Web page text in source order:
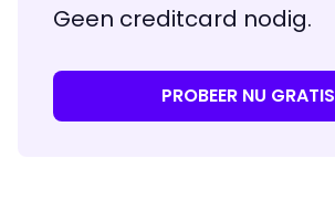
Geen creditcard nodig.
PROBEER NU GRATIS